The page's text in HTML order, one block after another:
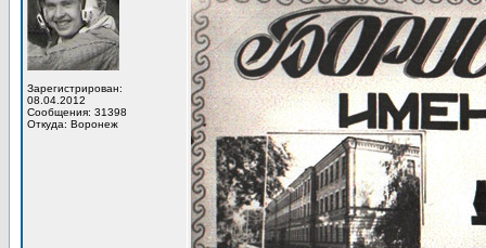
Зарегистрирован:
08.04.2012
Сообщения: 31398
Откуда: Воронеж